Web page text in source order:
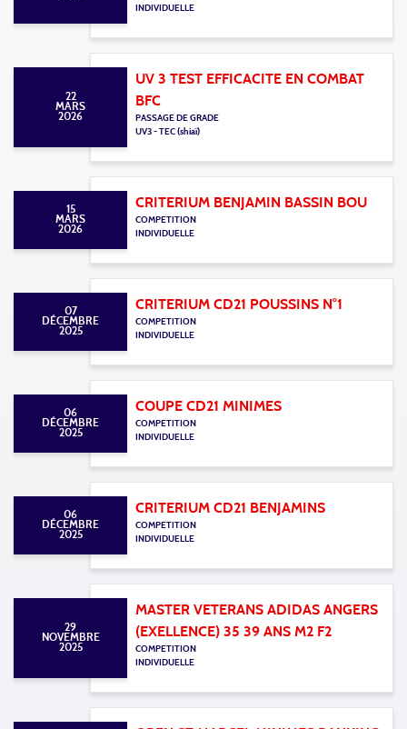
INDIVIDUELLE
22
MARS
2026
UV 3 TEST EFFICACITE EN COMBAT
BFC
PASSAGE DE GRADE
UV3 - TEC (shiaï)
15
MARS
2026
CRITERIUM BENJAMIN BASSIN BOU
COMPETITION
INDIVIDUELLE
07
DÉCEMBRE
2025
CRITERIUM CD21 POUSSINS N°1
COMPETITION
INDIVIDUELLE
06
DÉCEMBRE
2025
COUPE CD21 MINIMES
COMPETITION
INDIVIDUELLE
06
DÉCEMBRE
2025
CRITERIUM CD21 BENJAMINS
COMPETITION
INDIVIDUELLE
29
NOVEMBRE
2025
MASTER VETERANS ADIDAS ANGERS
(EXELLENCE) 35 39 ANS M2 F2
COMPETITION
INDIVIDUELLE